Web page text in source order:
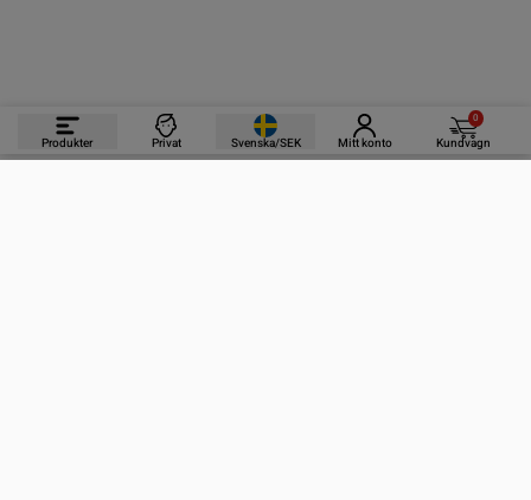
Produkter Privat Svenska/SEK Mitt konto
0
Kundvagn